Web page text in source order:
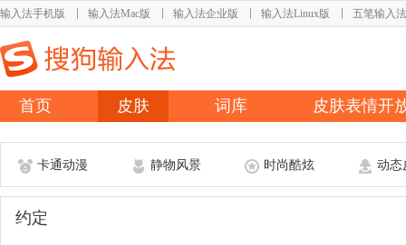
输入法手机版 输入法Mac版 输入法企业版 输入法Linux版 五笔输入法
首页 皮肤 词库 皮肤表情开
卡通动漫 静物风景 时尚酷炫 动态
约定